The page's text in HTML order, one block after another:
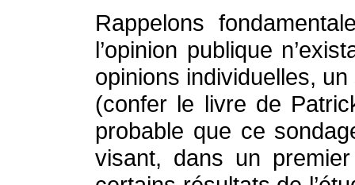
Rappelons
l’opinion publique
opinions individuelles,
(confer le livre de
probable que ce
visant, dans un